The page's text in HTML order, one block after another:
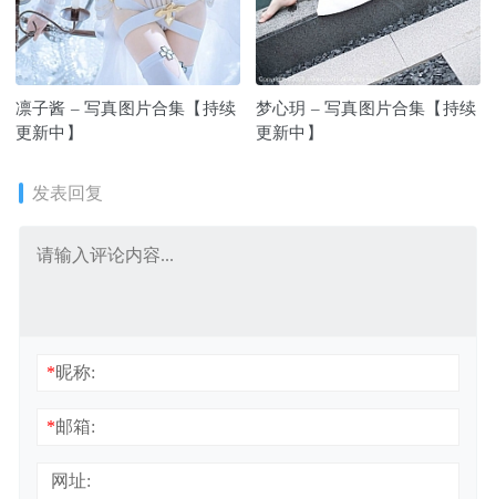
凛子酱 – 写真图片合集【持续
更新中】
梦心玥 – 写真图片合集【持续
更新中】
发表回复
*昵称:
*邮箱:
网址: